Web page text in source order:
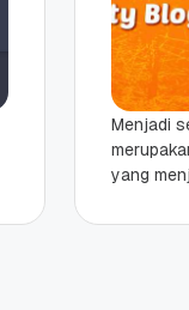
Menjadi
yang
memiliki